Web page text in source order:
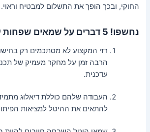
החוקי, ובכך הופך את התשלום למבטיח וראוי.
נחשפו! 5 דברים על שמאים שפחות יודעים
רזי המקצוע לא מסתכמים רק
הרבה זמן על מחקר מעמיק של
עדכנית.
העבודה שלהם כוללת דיאלוג
להתאים את ההיטל למציאות